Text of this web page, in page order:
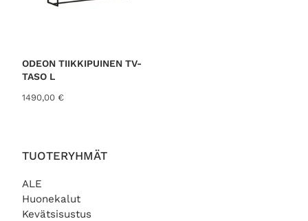
TUOTERYHMÄT
ALE
Huonekalut
Kevätsisustus
ODEON TIIKKIPUINEN TV-
TASO L
1490,00 €